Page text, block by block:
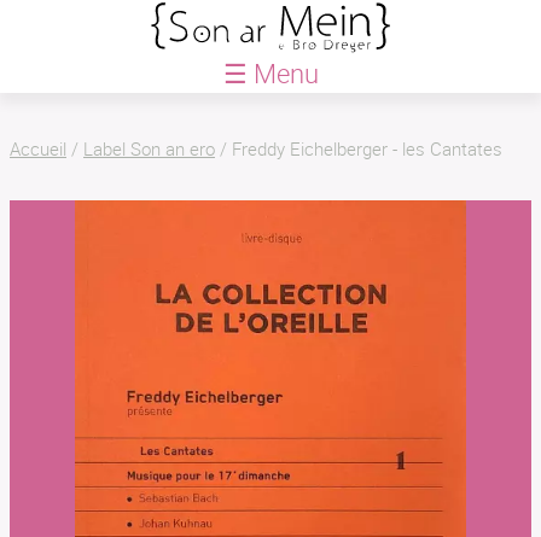
☰ Menu
BLOG
Saison
Le Petit Festival
Actions culturelles
Le Petit chœur
LABEL SON AN ERO
Accueil / Label Son an ero / Freddy Eichelberger - les Cantates